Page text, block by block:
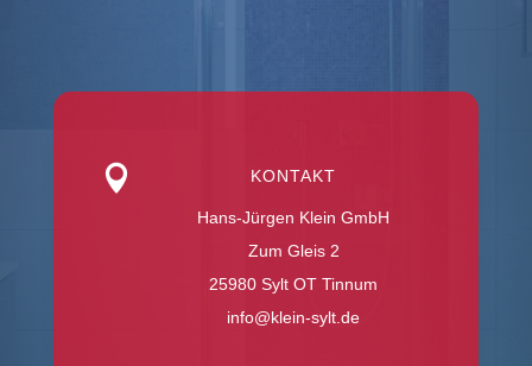
 KONTAKT
Hans-Jürgen Klein GmbH
Zum Gleis 2
25980 Sylt OT Tinnum
info@klein-sylt.de